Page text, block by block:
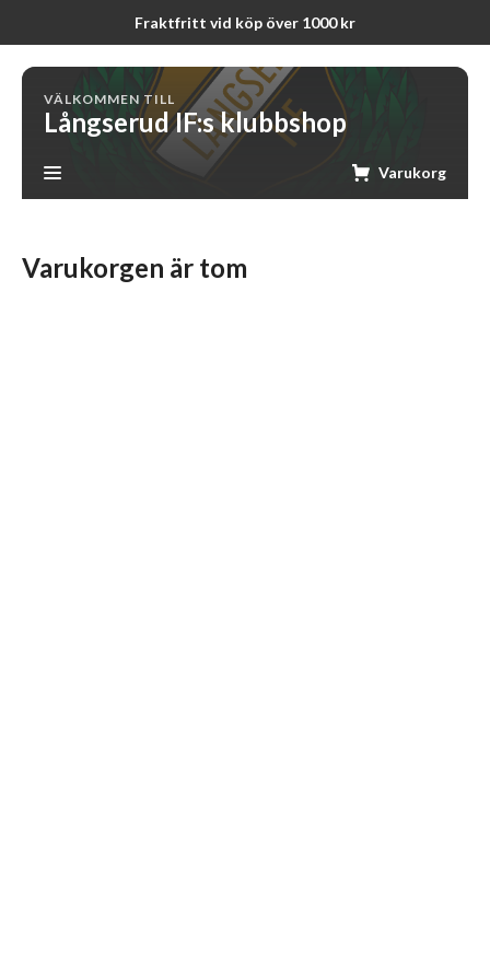
Fraktfritt vid köp över 1000 kr
VÄLKOMMEN TILL
Långserud IF:s klubbshop
Varukorg
Varukorgen är tom